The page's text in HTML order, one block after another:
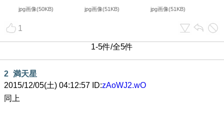
jpg画像(50KB) jpg画像(51KB) jpg画像(51KB)
1
1-5件/全5件
2 満天星
2015/12/05(土) 04:12:57 ID:zAoWJ2.wO
同上